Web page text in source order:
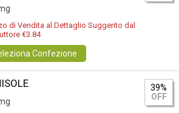
di Vendita al Dettaglio Suggerito dal
€3.84
Confezione
39%
OFF